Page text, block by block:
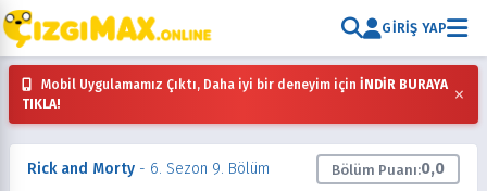
GIRIŞ YAP
Mobil Uygulamamız Çıktı, Daha iyi bir deneyim için İNDİR BURAYA
TIKLA!
×
Rick and Morty - 6. Sezon 9. Bölüm Bölüm Puanı:0,0